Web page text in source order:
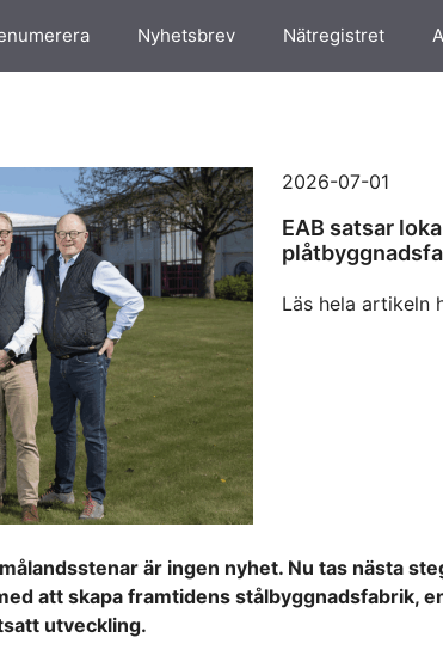
Nyhetsbrev Nätregistret
2026-07-01
EAB satsar
Läs hela artikeln
är ingen nyhet. Nu tas nästa
att skapa framtidens stålbyggnadsfabrik,
utveckling.